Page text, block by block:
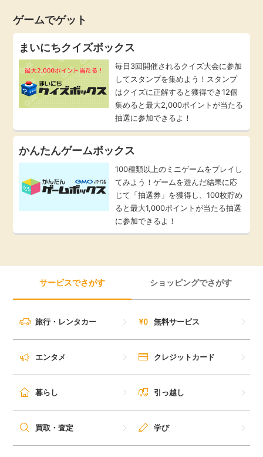
ヘルプセンター
ゲームでゲット
まいにちクイズボックス
毎日3回開催されるクイズ大会に参加
してスタンプを集めよう！スタンプ
はクイズに正解すると獲得でき12個
集めると最大2,000ポイントが当たる
抽選に参加できるよ！
かんたんゲームボックス
100種類以上のミニゲームをプレイし
てみよう！ゲームを遊んだ結果に応
じて「抽選券」を獲得し、100枚貯め
ると最大1,000ポイントが当たる抽選
に参加できるよ！
サービスでさがす ショッピングでさがす
旅行・レンタカー 無料サービス
エンタメ クレジットカード
暮らし 引っ越し
買取・査定 学び